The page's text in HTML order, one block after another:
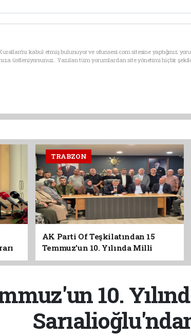
kabul etmiş bulunuyor ve ofunsesi.com sitesine yaptığınız
üstleniyorsunuz. Yazılan tüm yorumlardan site yönetimi hiçbir
TRABZON
AK Parti Of Teşkilatından 15
Temmuz'un 10. Yılında Milli
Birlik Vurgusu
10.